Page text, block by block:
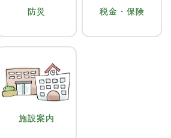
防災 税金・保険
施設案内